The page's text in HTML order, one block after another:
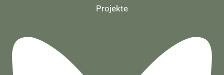
Projekte